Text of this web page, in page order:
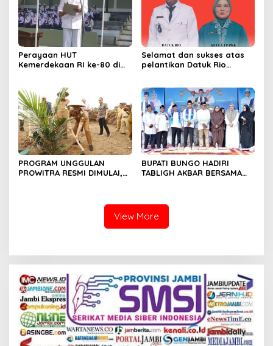
Perayaan HUT
Kemerdekaan RI ke-80 di
Selamat dan sukses atas
pelantikan Datuk Rio
PROGRAM UNGGULAN
PROWITRA RESMI DIMULAI,
BUPATI BUNGO HADIRI
TABLIGH AKBAR BERSAMA
View More